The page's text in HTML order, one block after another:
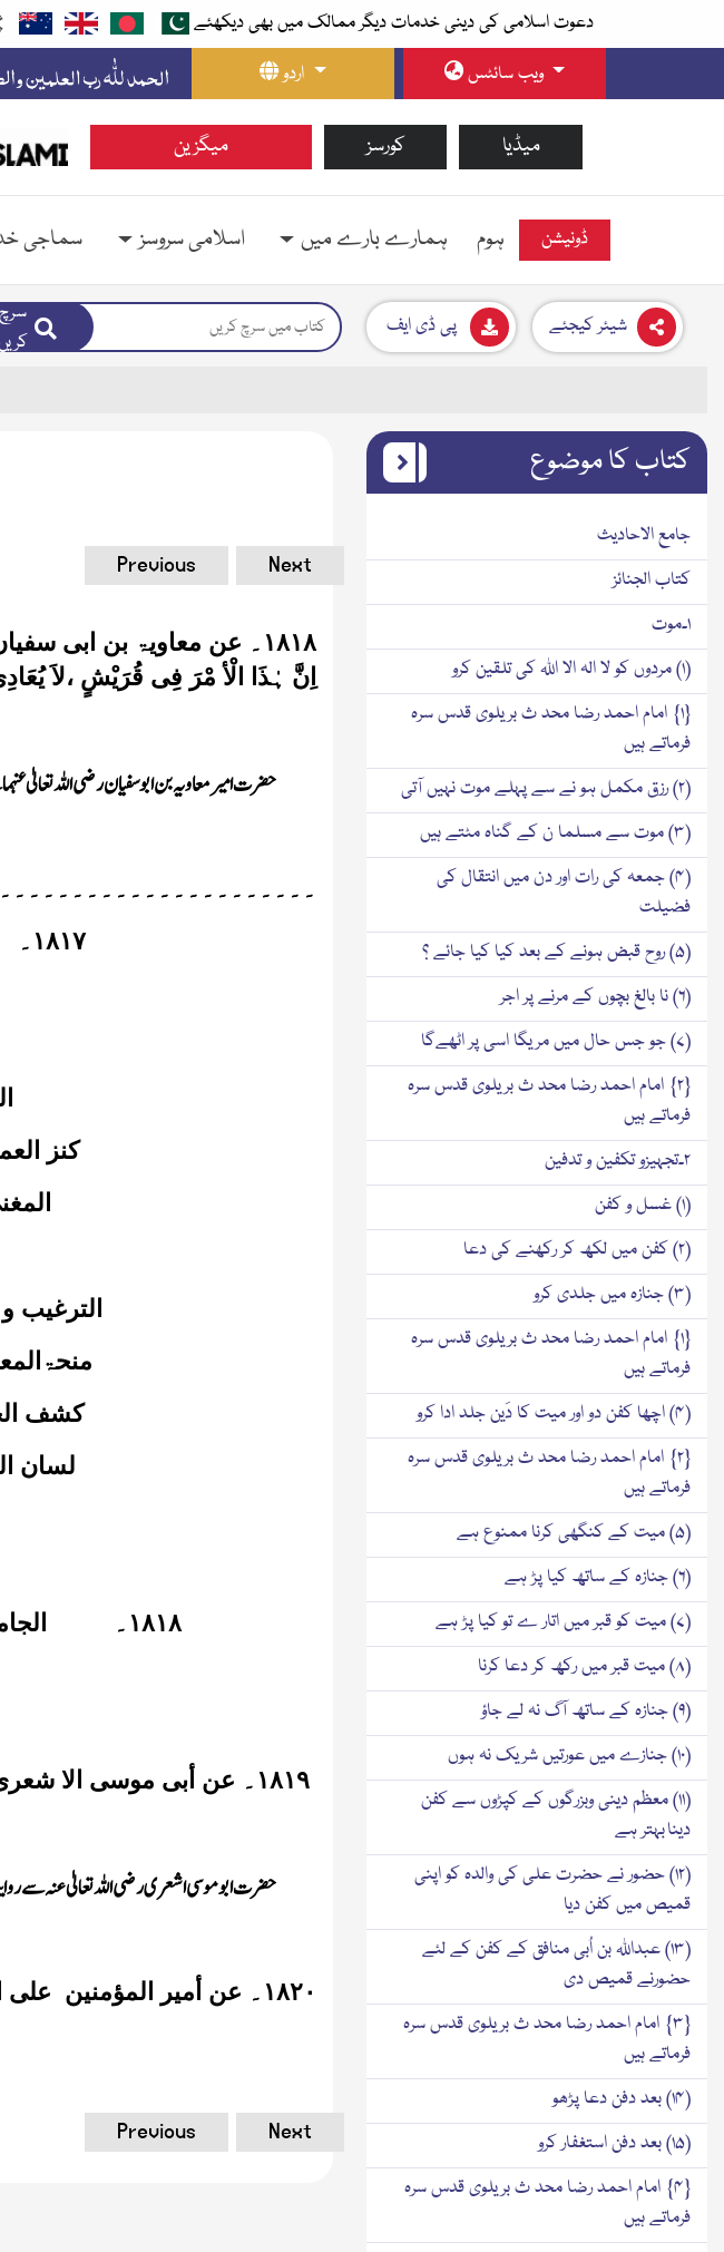
دعوت اسلامی کی دینی خدمات دیگر ممالک میں بھی دیکھئے
اردو
ویب سائٹس
میگزین کورسز میڈیا
ہوم ہمارے بارے میں اسلامی سروسز سماجی ڈونیشن
سرچ
پی ڈی ایف شیئر کیجئے
Previous Next
۱۸۱۸ ۔ عن معاویۃ بن ابی
اِنَّ ہٰذَا الْأ مْرَ فِی قُرَیْشٍ ،لاَ
حضرت امیر معاویہ بن ابو سفیان رضی اللہ تعالیٰ
۱۸۱۷ ۔
کنز
الترغیب
کشف
لسان
۱۸۱۸ ۔
۱۸۱۹ ۔ عن أبی موسی الا
حضر ت ابو موسی اشعری رضی اللہ تعالیٰ عنہ سے
۱۸۲۰ ۔ عن أمیر المؤمنین
Previous Next
کتاب کا موضوع
جامع الاحادیث
کتاب الجنائز
۱۔موت
(۱) مردوں کو لا الہ الا اللہ کی تلقین کرو
{۱} امام احمد رضا محد ث بریلوی قدس سرہ
فرماتے ہیں
(۲) رزق مکمل ہو نے سے پہلے موت نہیں آتی
(۳) موت سے مسلما ن کے گناہ مٹتے ہیں
(۴) جمعہ کی رات اور دن میں انتقال کی
فضیلت
(۵) روح قبض ہونے کے بعد کیا کیا جائے ؟
(۶) نا بالغ بچوں کے مرنے پر اجر
(۷) جو جس حال میں مریگا اسی پر اٹھےگا
{۲} امام احمد رضا محد ث بریلوی قدس سرہ
فرماتے ہیں
۲۔تجہیزو تکفین و تدفین
(۱) غسل و کفن
(۲) کفن میں لکھ کر رکھنے کی دعا
(۳) جنازہ میں جلدی کرو
{۱} امام احمد رضا محد ث بریلوی قدس سرہ
فرماتے ہیں
(۴) اچھا کفن دو اور میت کا دَین جلد ادا کرو
{۲} امام احمد رضا محد ث بریلوی قدس سرہ
فرماتے ہیں
(۵) میت کے کنگھی کرنا ممنوع ہے
(۶) جنازہ کے ساتھ کیا پڑ ہے
(۷) میت کو قبر میں اتار ے تو کیا پڑ ہے
(۸) میت قبر میں رکھ کر دعا کرنا
(۹) جنازہ کے ساتھ آگ نہ لے جاؤ
(۱۰) جنازے میں عورتیں شریک نہ ہوں
(۱۱) معظم دینی وبزرگوں کے کپڑوں سے کفن
دینا بہتر ہے
(۱۲) حضور نے حضرت علی کی والدہ کو اپنی
قمیص میں کفن دیا
(۱۳) عبداللہ بن اُبی منافق کے کفن کے لئے
حضورنے قمیص دی
{۳} امام احمد رضا محد ث بریلوی قدس سرہ
فرماتے ہیں
(۱۴) بعد دفن دعا پڑھو
(۱۵) بعد دفن استغفار کرو
{۴} امام احمد رضا محد ث بریلوی قدس سرہ
فرماتے ہیں